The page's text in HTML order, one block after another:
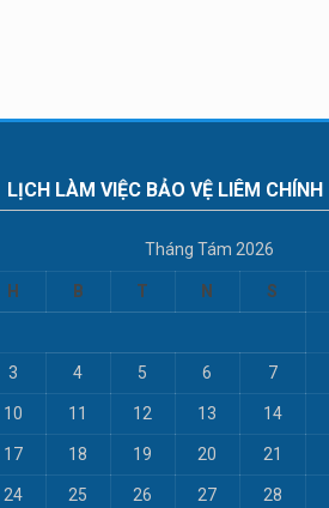
LỊCH LÀM VIỆC BẢO VỆ LIÊM CHÍNH
Tháng Tám 2026
H B T N S
3 4 5 6 7
10 11 12 13 14
17 18 19 20 21
24 25 26 27 28